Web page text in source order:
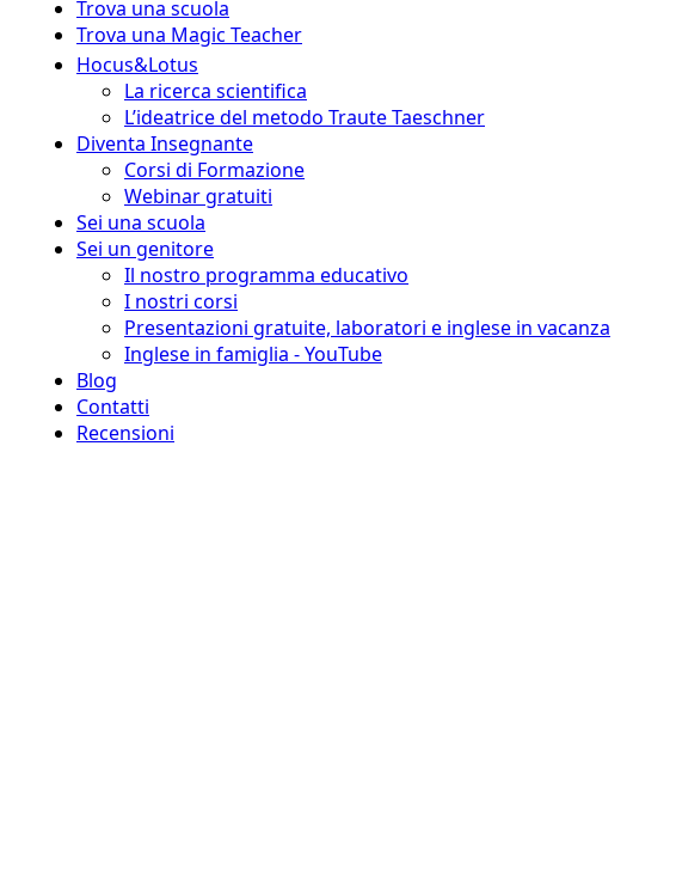
Trova una scuola
Trova una Magic Teacher
Hocus&Lotus
La ricerca scientifica
L’ideatrice del metodo Traute Taeschner
Diventa Insegnante
Corsi di Formazione
Webinar gratuiti
Sei una scuola
Sei un genitore
Il nostro programma educativo
I nostri corsi
Presentazioni gratuite, laboratori e inglese in vacanza
Inglese in famiglia - YouTube
Blog
Contatti
Recensioni